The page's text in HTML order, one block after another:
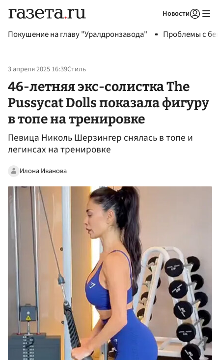
Новости
Покушение на главу "Уралдронзавода" Проблемы с
3 апреля 2025 16:39Стиль
46-летняя экс-солистка The
Pussycat Dolls показала фигуру
в топе на тренировке
Певица Николь Шерзингер снялась в топе и
легинсах на тренировке
Илона Иванова